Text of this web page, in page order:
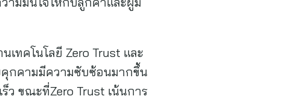
ทคโนโลยี Zero Trust และ
คุกคามมีความซับซ้อนมากขึ้น
ว ขณะที่Zero Trust เน้นการ